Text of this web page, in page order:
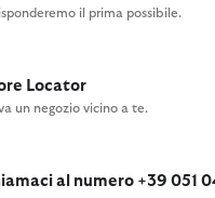
il prima possibile.
Locator
un negozio vicino a te.
al numero +39 051